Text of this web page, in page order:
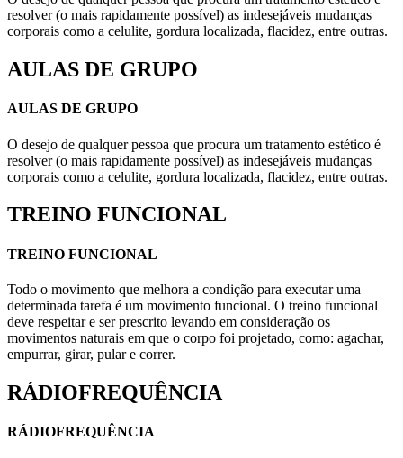
resolver (o mais rapidamente possível) as indesejáveis mudanças
corporais como a celulite, gordura localizada, flacidez, entre outras.
AULAS DE GRUPO
AULAS DE GRUPO
O desejo de qualquer pessoa que procura um tratamento estético é
resolver (o mais rapidamente possível) as indesejáveis mudanças
corporais como a celulite, gordura localizada, flacidez, entre outras.
TREINO FUNCIONAL
TREINO FUNCIONAL
Todo o movimento que melhora a condição para executar uma
determinada tarefa é um movimento funcional. O treino funcional
deve respeitar e ser prescrito levando em consideração os
movimentos naturais em que o corpo foi projetado, como: agachar,
empurrar, girar, pular e correr.
RÁDIOFREQUÊNCIA
RÁDIOFREQUÊNCIA